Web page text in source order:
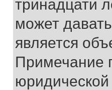
тринадцати
может
является
Примечание